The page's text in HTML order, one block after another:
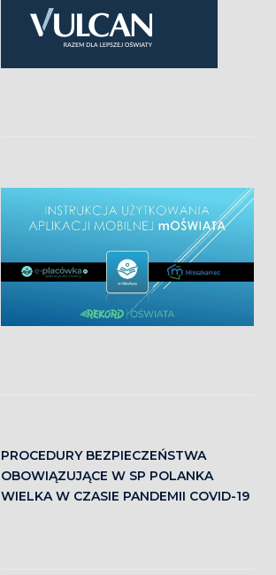
PROCEDURY BEZPIECZEŃSTWA
OBOWIĄZUJĄCE W SP POLANKA
WIELKA W CZASIE PANDEMII COVID-19